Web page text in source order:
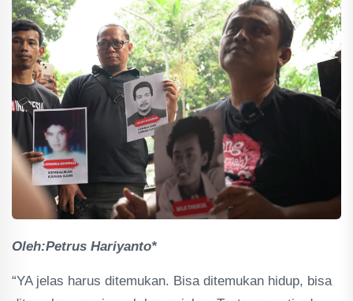
Oleh:Petrus Hariyanto*
“YA jelas harus ditemukan. Bisa ditemukan hidup, bisa